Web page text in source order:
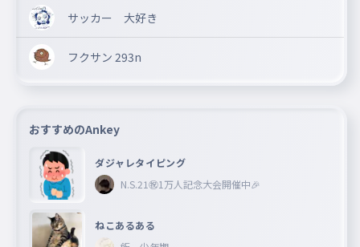
サッカー 大好き
フクサン 293n
おすすめのAnkey
ダジャレタイピング
N.S.21㊗︎1万人記念大会開催中🎉
ねこあるある